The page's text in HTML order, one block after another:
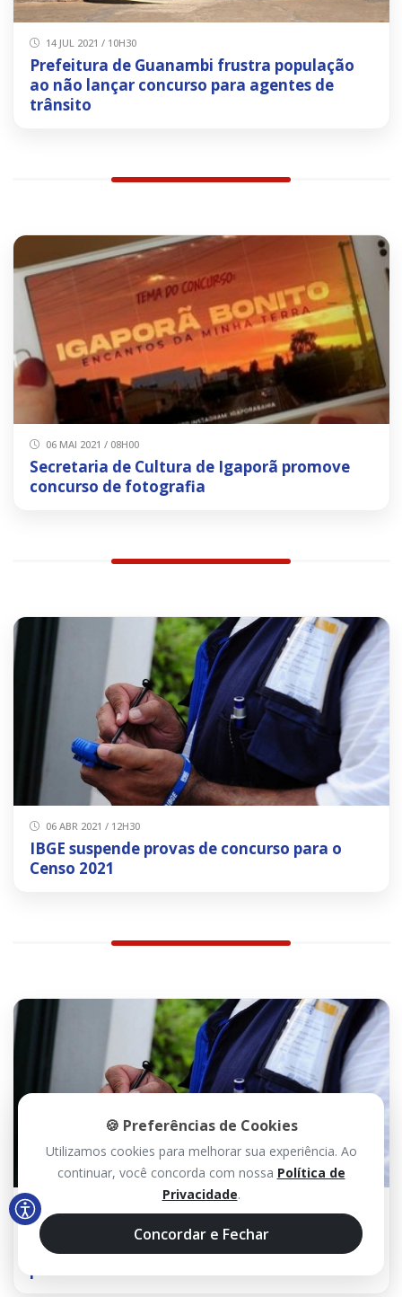
14 JUL 2021 / 10H30
Prefeitura de Guanambi frustra população
ao não lançar concurso para agentes de
trânsito
06 MAI 2021 / 08H00
Secretaria de Cultura de Igaporã promove
concurso de fotografia
06 ABR 2021 / 12H30
IBGE suspende provas de concurso para o
Censo 2021
IBGE abre concurso para 14 mil vagas
temporárias na Bahia; há 5 vagas disponíveis
🍪 Preferências de Cookies
Utilizamos cookies para melhorar sua experiência. Ao
continuar, você concorda com nossa Política de
Privacidade.
Concordar e Fechar